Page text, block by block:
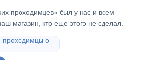
проходимцев» был у нас и всем
магазин, кто еще этого не сделал.